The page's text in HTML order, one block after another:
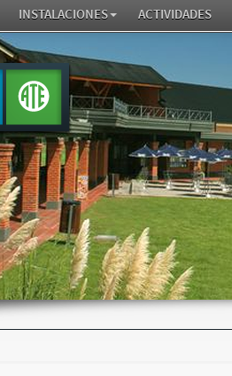
INSTALACIONES ACTIVIDADES